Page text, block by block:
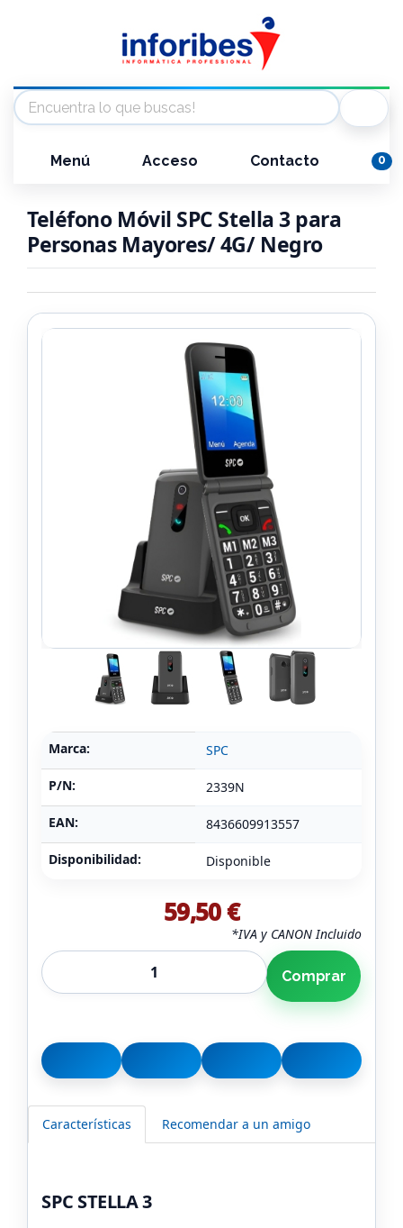
Menú Acceso Contacto 0
Teléfono Móvil SPC Stella 3 para
Personas Mayores/ 4G/ Negro
Marca: SPC
P/N: 2339N
EAN: 8436609913557
Disponibilidad: Disponible
59,50 €
*IVA y CANON Incluido
Comprar
Características Recomendar a un amigo
SPC STELLA 3